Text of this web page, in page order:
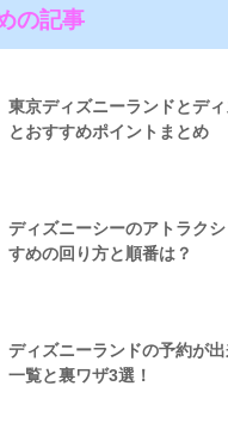
の記事
東京ディズニーランドとデ
とおすすめポイントまとめ
ディズニーシーのアトラク
すめの回り方と順番は？
ディズニーランドの予約が
一覧と裏ワザ3選！